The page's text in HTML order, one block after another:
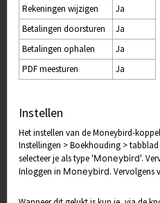
Rekeningen wijzigen
Ja
Betalingen doorsturen
Ja
Betalingen ophalen
Ja
PDF meesturen
Ja
Instellen
Het instellen van de Moneybird-
Instellingen > Boekhouding >
selecteer je als type 'Moneybird'.
Inloggen in Moneybird. Vervolgens